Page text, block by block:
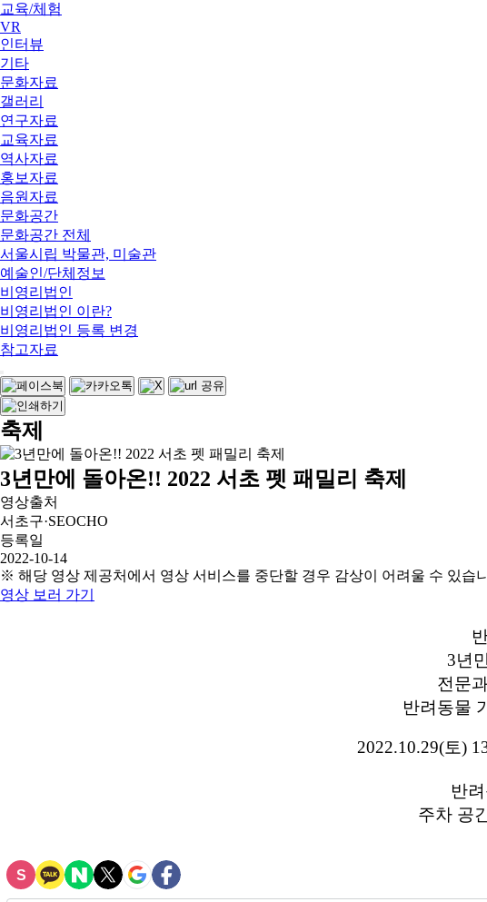
교육/체험
VR
인터뷰
기타
문화자료
갤러리
연구자료
교육자료
역사자료
홍보자료
음원자료
문화공간
문화공간 전체
서울시립 박물관, 미술관
예술인/단체정보
비영리법인
비영리법인 이란?
비영리법인 등록 변경
참고자료
축제
3년만에 돌아온!! 2022 서초 펫 패밀리 축제
영상출처
서초구·SEOCHO
등록일
2022-10-14
※ 해당 영상 제공처에서 영상 서비스를 중단할 경우 감상이 어려울 수 있습
영상 보러 가기
3년
전문
반려동물
2022.10.29(토)
반
주차 공